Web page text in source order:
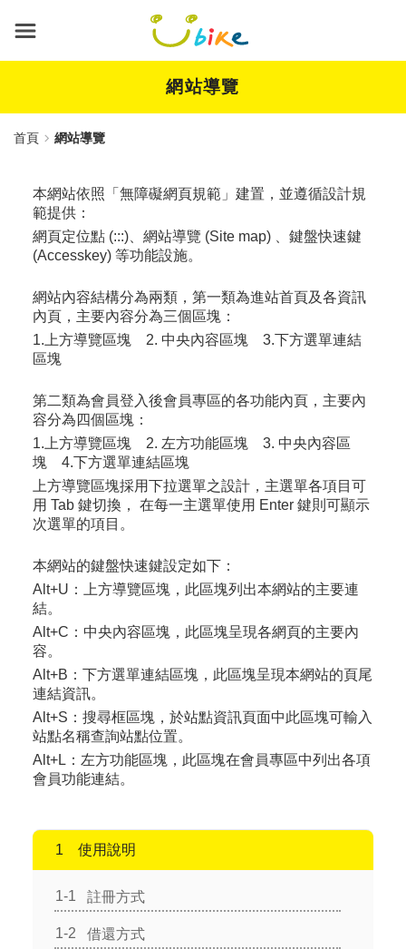
要
網站導覽
首頁 網站導覽
本網站依照「無障礙網頁規範」建置，並遵循設計規
範提供：
網頁定位點 (:::)、網站導覽 (Site map) 、鍵盤快速鍵
(Accesskey) 等功能設施。
網站內容結構分為兩類，第一類為進站首頁及各資訊
內頁，主要內容分為三個區塊：
1.上方導覽區塊 2. 中央內容區塊 3.下方選單連結
區塊
第二類為會員登入後會員專區的各功能內頁，主要內
容分為四個區塊：
1.上方導覽區塊 2. 左方功能區塊 3. 中央內容區
塊 4.下方選單連結區塊
上方導覽區塊採用下拉選單之設計，主選單各項目可
用 Tab 鍵切換， 在每一主選單使用 Enter 鍵則可顯示
次選單的項目。
本網站的鍵盤快速鍵設定如下：
Alt+U：
上方導覽區塊，此區塊列出本網站的主要連
結。
Alt+C： 中央內容區塊，此區塊呈現各網頁的主要內
容。
Alt+B： 下方選單連結區塊，此區塊呈現本網站的頁尾
連結資訊。
Alt+S： 搜尋框區塊，於站點資訊頁面中此區塊可輸入
站點名稱查詢站點位置。
Alt+L： 左方功能區塊，此區塊在會員專區中列出各項
會員功能連結。
使用說明
註冊方式
借還方式